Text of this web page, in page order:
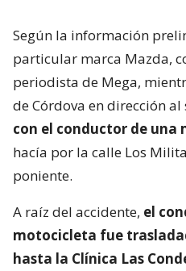
Según la información
particular marca Mazda,
periodista de Mega,
de Córdova en dirección al
con el conductor de una
hacía por la calle Los
poniente.
A raíz del accidente, el
motocicleta fue
hasta la Clínica Las